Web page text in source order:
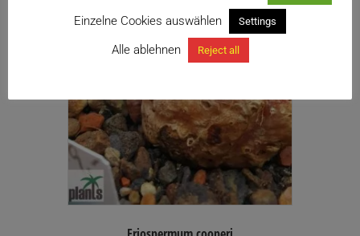
Einzelne Cookies auswählen Settings
Alle ablehnen Reject all